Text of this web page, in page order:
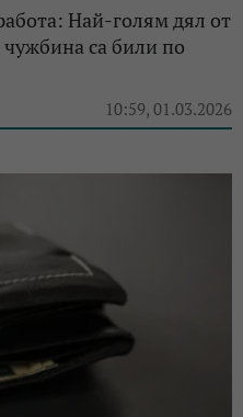
Най-голям дял от
чужбина са били по
10:59, 01.03.2026